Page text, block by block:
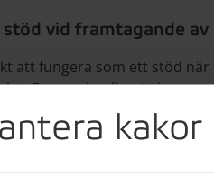
kakor
stöd vid framtagande
att fungera som ett stöd
Exempelmallen är inte
kan formuleras
fallet.
om användningsförbud